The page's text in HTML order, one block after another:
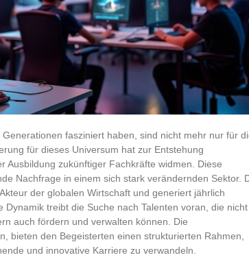
fasziniert haben, sind nicht mehr nur für
für dieses Universum hat zur Entstehung
Ausbildung zukünftiger Fachkräfte widmen. Diese
Nachfrage in einem sich stark verändernden Sektor.
der globalen Wirtschaft und generiert jährlich
Dynamik treibt die Suche nach Talenten voran, die nicht
auch fördern und verwalten können. Die
bieten den Begeisterten einen strukturierten Rahmen,
und innovative Karriere zu verwandeln.